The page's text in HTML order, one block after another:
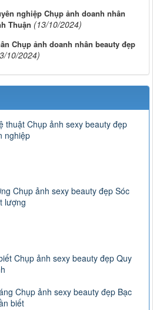
nghiệp Chụp ảnh doanh nhân
Thuận (13/10/2024)
Chụp ảnh doanh nhân beauty đẹp
10/2024)
thuật Chụp ảnh sexy beauty đẹp
nghiệp
Chụp ảnh sexy beauty đẹp Sóc
lượng
Chụp ảnh sexy beauty đẹp Quy
Chụp ảnh sexy beauty đẹp Bạc
biết